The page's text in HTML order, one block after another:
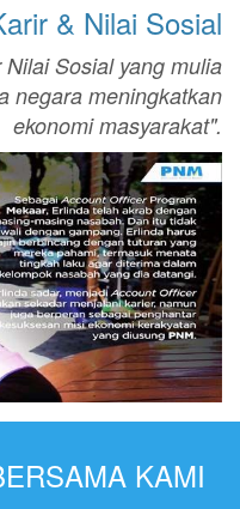
& Nilai Sosial
Sosial yang mulia
negara meningkatkan
ekonomi masyarakat".
KAMI